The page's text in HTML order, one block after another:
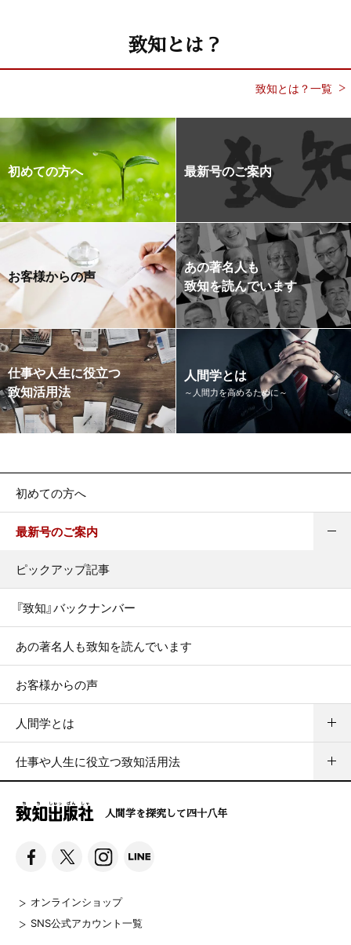
致知とは？
致知とは？一覧
初めての方へ 最新号のご案内
お客様からの声
あの著名人も
致知を読んでいます
仕事や人生に役立つ
致知活用法
人間学とは
～人間力を高めるために～
初めての方へ
最新号のご案内
ピックアップ記事
『致知』バックナンバー
あの著名人も致知を読んでいます
お客様からの声
人間学とは
仕事や人生に役立つ致知活用法
人間学を探究して四十八年
オンラインショップ
SNS公式アカウント一覧